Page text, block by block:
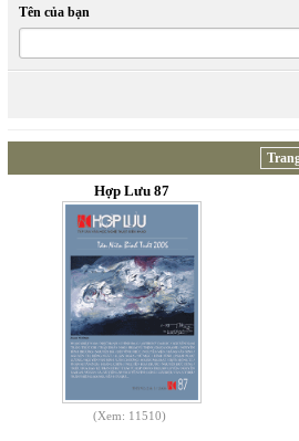
Tên của bạn
Hợp Lưu 87
(Xem: 11510)